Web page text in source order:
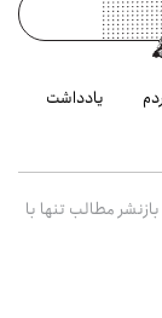
یادداشت
مطالب تنها با